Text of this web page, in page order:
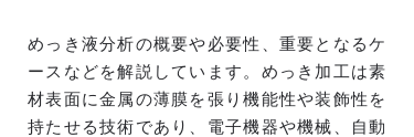
めっき液分析の概要や必要性、重要となるケ
ースなどを解説しています。めっき加工は素
材表面に金属の薄膜を張り機能性や装飾性を
持たせる技術であり、電子機器や機械、自動